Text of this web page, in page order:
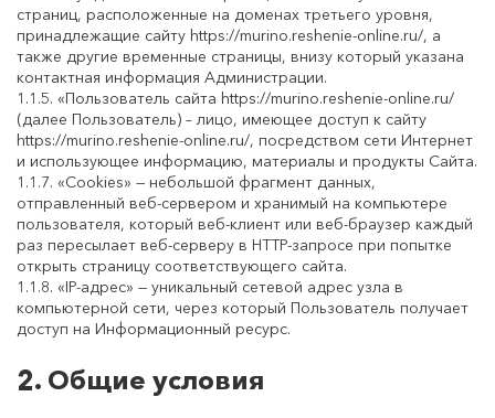
страниц, расположенные на доменах третьего уровня,
принадлежащие сайту https://murino.reshenie-online.ru/, а
также другие временные страницы, внизу который указана
контактная информация Администрации.
1.1.5. «Пользователь сайта https://murino.reshenie-online.ru/
(далее Пользователь) – лицо, имеющее доступ к сайту
https://murino.reshenie-online.ru/, посредством сети Интернет
и использующее информацию, материалы и продукты Сайта.
1.1.7. «Cookies» — небольшой фрагмент данных,
отправленный веб-сервером и хранимый на компьютере
пользователя, который веб-клиент или веб-браузер каждый
раз пересылает веб-серверу в HTTP-запросе при попытке
открыть страницу соответствующего сайта.
1.1.8. «IP-адрес» — уникальный сетевой адрес узла в
компьютерной сети, через который Пользователь получает
доступ на Информационный ресурс.
2. Общие условия